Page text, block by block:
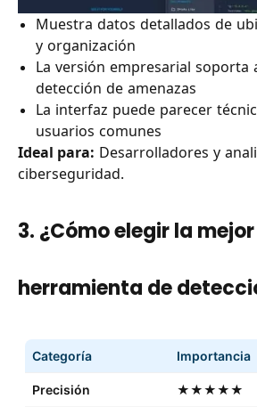
Muestra datos detallados de
y organización
La versión empresarial soporta
detección de amenazas
La interfaz puede parecer
usuarios comunes
Ideal para: Desarrolladores y
ciberseguridad.
3. ¿Cómo elegir la mejor
herramienta de
Categoría Importancia
Precisión ★★★★★